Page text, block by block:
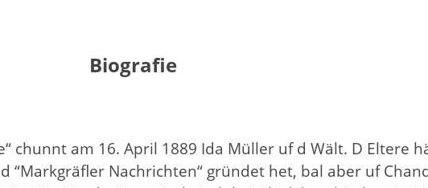
Biografie
chunnt am 16. April 1889 Ida Müller uf d Wält. D Eltere
“Markgräfler Nachrichten“ gründet het, bal aber uf